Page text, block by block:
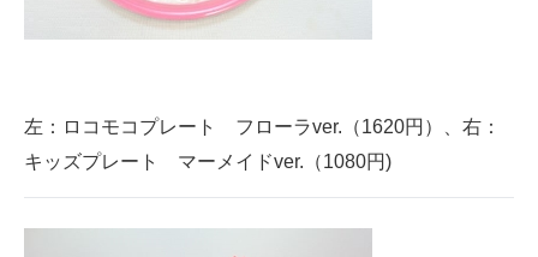
左：ロコモコプレート フローラver.（1620円）、右：
キッズプレート マーメイドver.（1080円)